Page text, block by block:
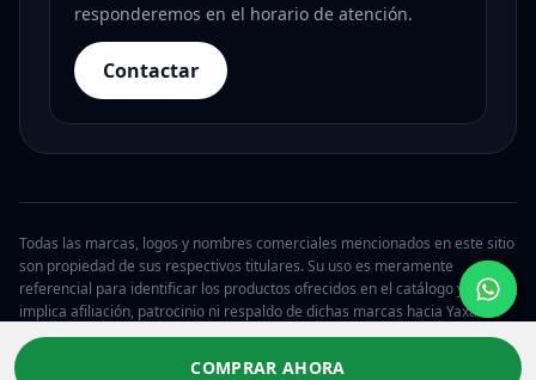
COMPRAR AHORA
responderemos en el horario de atención.
Contactar
Todas las marcas, logos y nombres comerciales mencionados en este sitio
son propiedad de sus respectivos titulares. Su uso es meramente
referencial para identificar los productos ofrecidos en el catálogo y no
implica afiliación, patrocinio ni respaldo de dichas marcas hacia Yaxa.
© 2026 Yaxa Guatemala. Todos los derechos reservados.